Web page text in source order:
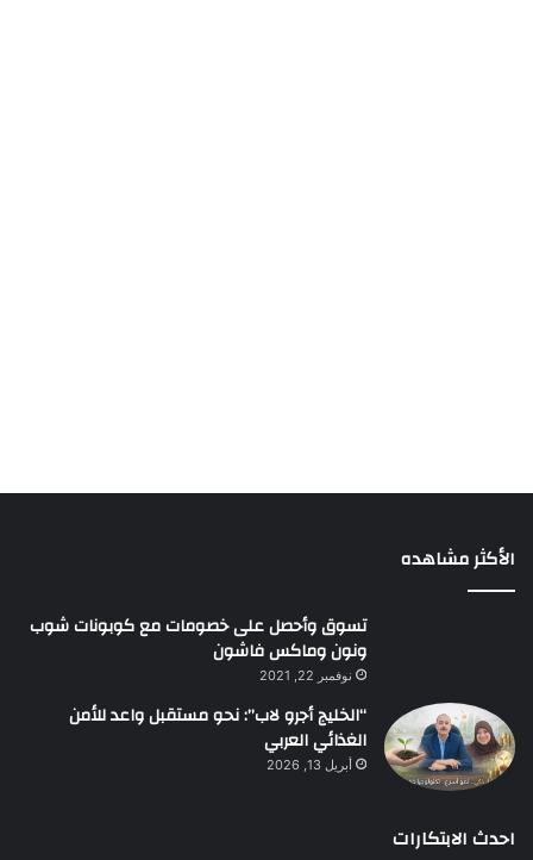
الأكثر مشاهده
تسوق وأحصل على خصومات مع كوبونات شوب
ونون وماكس فاشون
نوفمبر 22, 2021
“الخليج أجرو لاب”: نحو مستقبل واعد للأمن
الغذائي العربي
أبريل 13, 2026
احدث الابتكارات